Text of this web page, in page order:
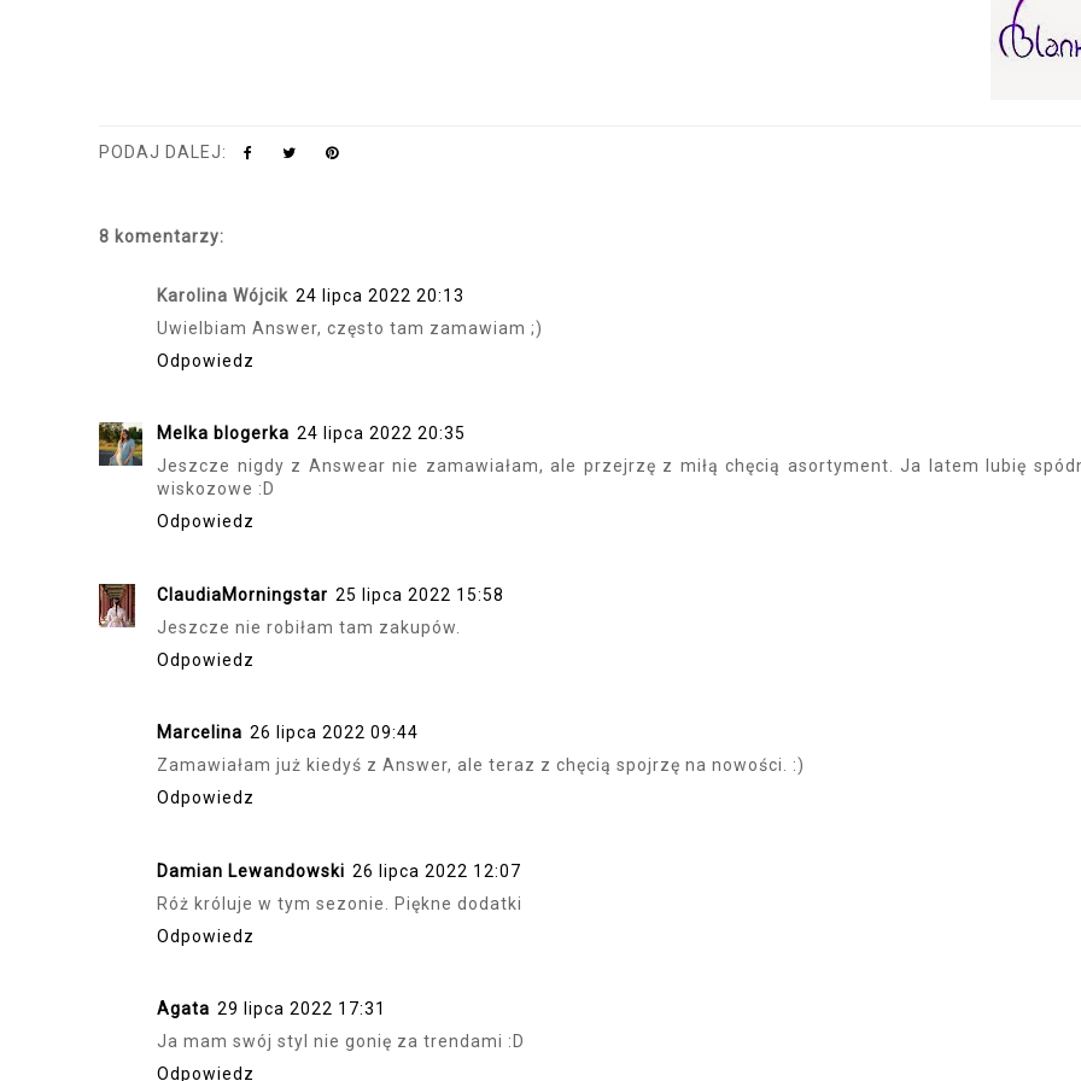
PODAJ DALEJ:
8 komentarzy:
Karolina Wójcik 24 lipca 2022 20:13
Uwielbiam Answer, często tam zamawiam ;)
Odpowiedz
Melka blogerka 24 lipca 2022 20:35
Jeszcze nigdy z Answear nie zamawiałam, ale przejrzę z miłą chęcią asortyment. Ja latem lubię
wiskozowe :D
Odpowiedz
ClaudiaMorningstar 25 lipca 2022 15:58
Jeszcze nie robiłam tam zakupów.
Odpowiedz
Marcelina 26 lipca 2022 09:44
Zamawiałam już kiedyś z Answer, ale teraz z chęcią spojrzę na nowości. :)
Odpowiedz
Damian Lewandowski 26 lipca 2022 12:07
Róż króluje w tym sezonie. Piękne dodatki
Odpowiedz
Agata 29 lipca 2022 17:31
Ja mam swój styl nie gonię za trendami :D
Odpowiedz